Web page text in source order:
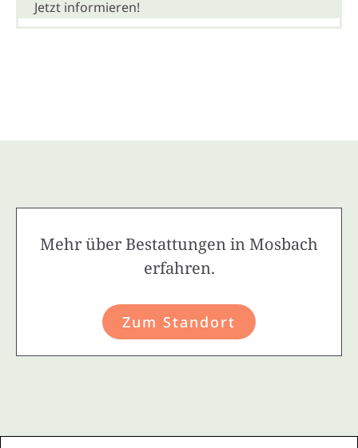
Jetzt informieren!
Mehr über Bestattungen in Mosbach
erfahren.
Zum Standort